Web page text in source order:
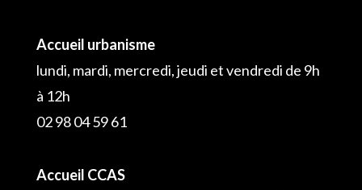
Accueil urbanisme
lundi, mardi, mercredi, jeudi et vendredi de 9h
à 12h
02 98 04 59 61
Accueil CCAS